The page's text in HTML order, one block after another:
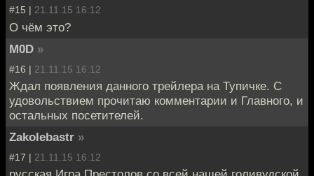
#15 | 21.11.15 16:12
О чём это?
M0D »
#16 | 21.11.15 16:12
Ждал появления данного трейлера на Тупичке. С
удовольствием прочитаю комментарии и Главного, и
остальных посетителей.
Zakolebastr »
#17 | 21.11.15 16:12